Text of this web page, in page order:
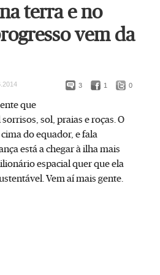
terra e no
vem da
3 1 0
que
sol, praias e roças. O
do equador, e fala
está a chegar à ilha mais
espacial quer que ela
Vem aí mais gente.